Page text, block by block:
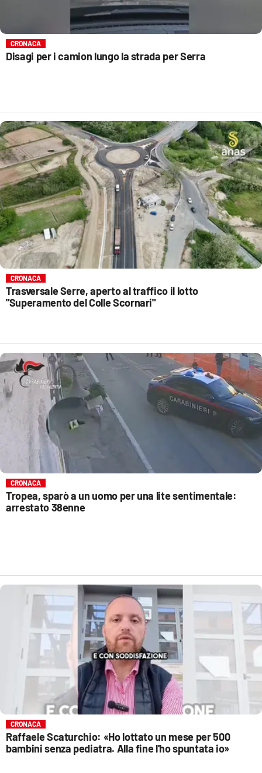
CRONACA
Disagi per i camion lungo la strada per Serra
CRONACA
Trasversale Serre, aperto al traffico il lotto
"Superamento del Colle Scornari"
CRONACA
Tropea, sparò a un uomo per una lite sentimentale:
arrestato 38enne
CRONACA
Raffaele Scaturchio: «Ho lottato un mese per 500
bambini senza pediatra. Alla fine l'ho spuntata io»